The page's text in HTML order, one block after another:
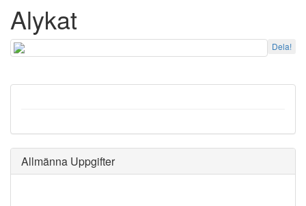
Alykat
Dela!
Allmänna Uppgifter